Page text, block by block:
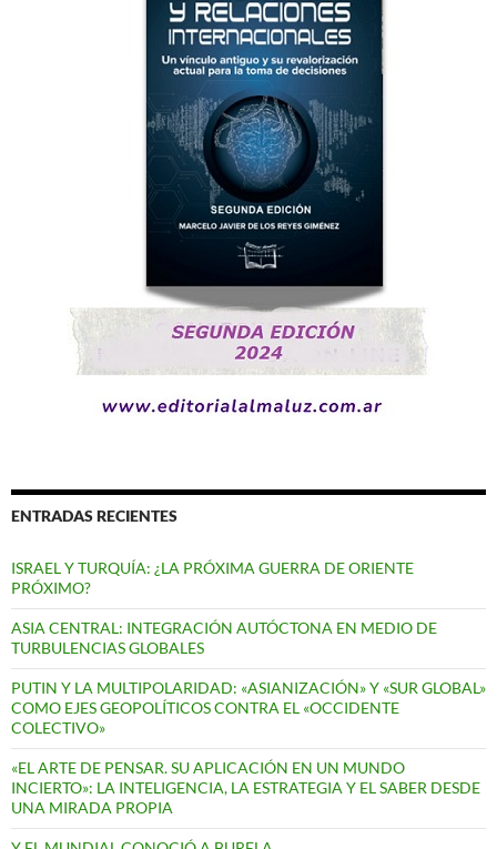
ENTRADAS RECIENTES
ISRAEL Y TURQUÍA: ¿LA PRÓXIMA GUERRA DE ORIENTE
PRÓXIMO?
ASIA CENTRAL: INTEGRACIÓN AUTÓCTONA EN MEDIO DE
TURBULENCIAS GLOBALES
PUTIN Y LA MULTIPOLARIDAD: «ASIANIZACIÓN» Y «SUR GLOBAL»
COMO EJES GEOPOLÍTICOS CONTRA EL «OCCIDENTE
COLECTIVO»
«EL ARTE DE PENSAR. SU APLICACIÓN EN UN MUNDO
INCIERTO»: LA INTELIGENCIA, LA ESTRATEGIA Y EL SABER DESDE
UNA MIRADA PROPIA